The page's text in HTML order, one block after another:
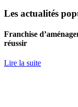
Les actualités
Franchise
réussir
Lire la suite